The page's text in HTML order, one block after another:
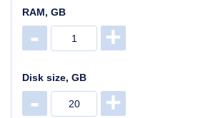
RAM, GB
+
-
Disk size, GB
+
-